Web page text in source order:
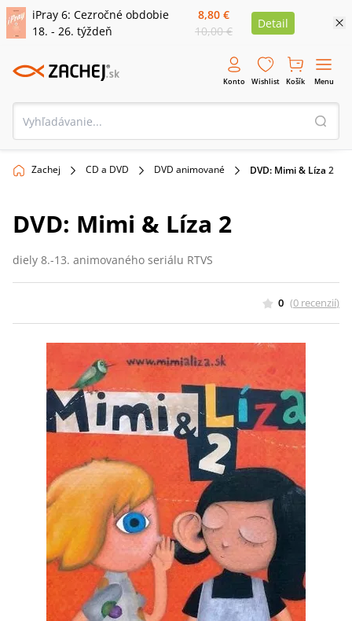
iPray 6: Cezročné obdobie
18. - 26. týždeň
8,80 €
10,00 €
Detail
Konto Wishlist Košík Menu
Zachej CD a DVD DVD animované DVD: Mimi & Líza 2
DVD: Mimi & Líza 2
diely 8.-13. animovaného seriálu RTVS
0 (0 recenzií)